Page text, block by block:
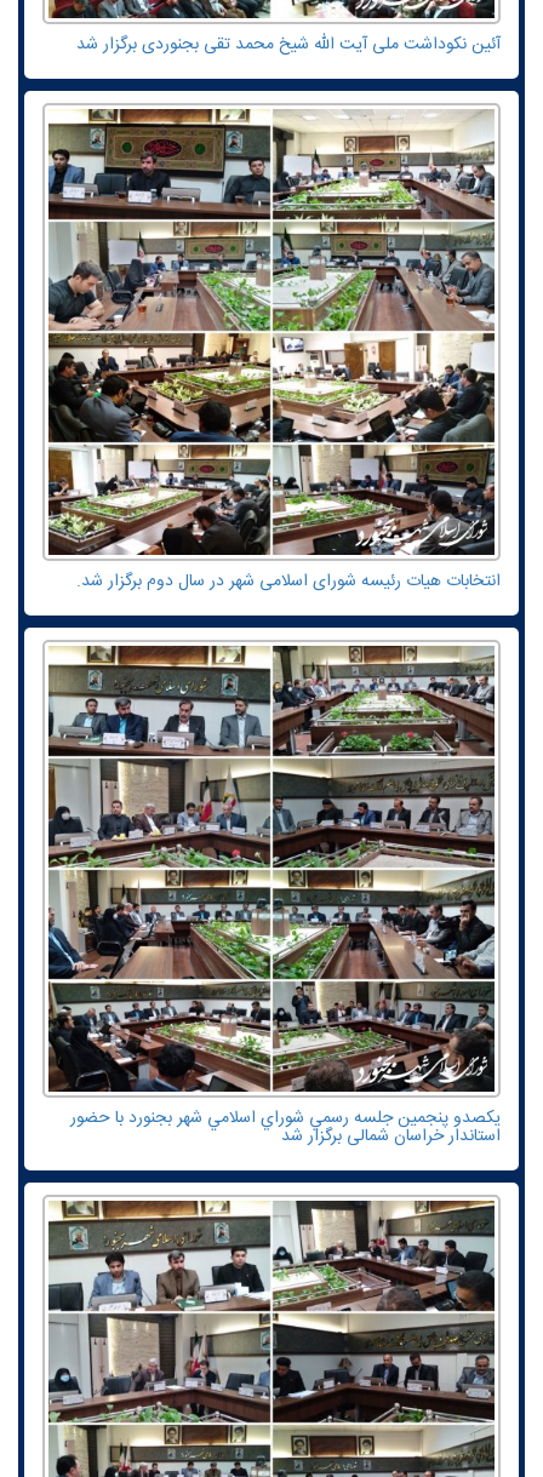
آئین نکوداشت ملی آیت الله شیخ محمد تقی بجنوردی برگزار شد
انتخابات هیات رئیسه شورای اسلامی شهر در سال دوم برگزار شد.
یکصدو پنجمين جلسه رسمي شوراي اسلامي شهر بجنورد با حضور
استاندار خراسان شمالی برگزار شد